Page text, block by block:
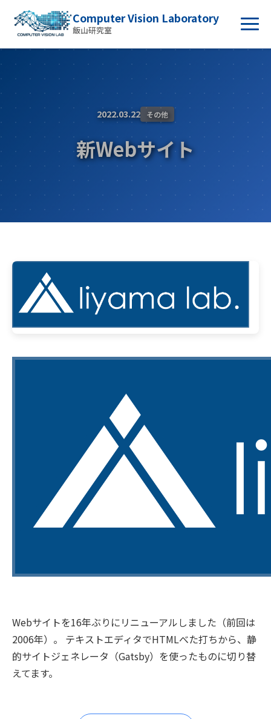
Computer Vision Laboratory
飯山研究室
2022.03.22 その他
新Webサイト
Webサイトを16年ぶりにリニューアルしました（前回は
2006年）。 テキストエディタでHTMLべた打ちから、静
的サイトジェネレータ（Gatsby）を使ったものに切り替
えてます。